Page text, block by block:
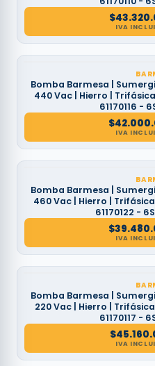
$
IVA
Bomba Barmesa |
440 Vac | Hierro | Trifásica
61170116 -
$
IVA
Bomba Barmesa |
460 Vac | Hierro | Trifásica
61170122 -
$
IVA
Bomba Barmesa |
220 Vac | Hierro | Trifásica
61170117 -
$
IVA